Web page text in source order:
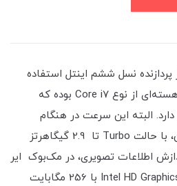
نسل ششم اینتل استفاده
کرده است. این پردازنده دو هسته‌ای از نوع Core i7 بوده که
گیگاهرتز دارد. البته این سرعت در هنگام
عملیات‌های پردازشی سنگین، با حالت Turbo تا 2.9 گیگاهرتز
اطلاعات تصویری، در مک‌بوک‌ ایر
2017 از کارت گرافیک Intel HD Graphics 6000 با 256 مگابایت